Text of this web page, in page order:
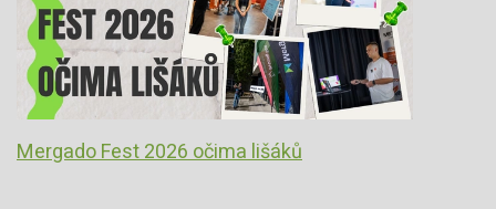
Mergado Fest 2026 očima lišáků